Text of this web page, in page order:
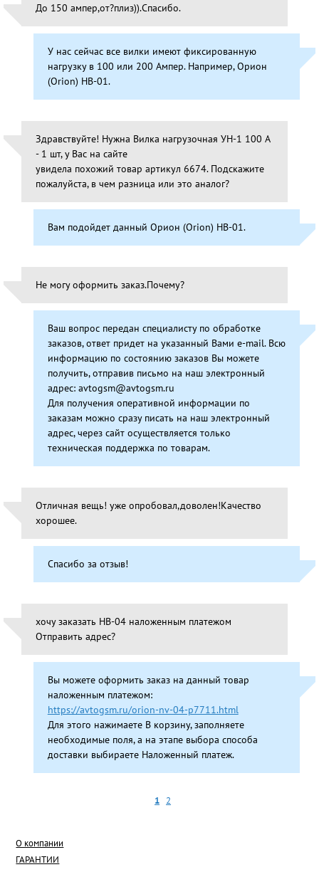
До 150 ампер,от?плиз)).Спасибо.
У нас сейчас все вилки имеют фиксированную
нагрузку в 100 или 200 Ампер. Например, Орион
(Orion) НВ-01.
Здравствуйте! Нужна Вилка нагрузочная УН-1 100 А
- 1 шт, у Вас на сайте
увидела похожий товар артикул 6674. Подскажите
пожалуйста, в чем разница или это аналог?
Вам подойдет данный Орион (Orion) НВ-01.
Не могу оформить заказ.Почему?
Ваш вопрос передан специалисту по обработке
заказов, ответ придет на указанный Вами e-mail. Всю
информацию по состоянию заказов Вы можете
получить, отправив письмо на наш электронный
адрес: avtogsm@avtogsm.ru
Для получения оперативной информации по
заказам можно сразу писать на наш электронный
адрес, через сайт осуществляется только
техническая поддержка по товарам.
Отличная вещь! уже опробовал,доволен!Качество
хорошее.
Спасибо за отзыв!
хочу заказать НВ-04 наложенным платежом
Отправить адрес?
Вы можете оформить заказ на данный товар
наложенным платежом:
https://avtogsm.ru/orion-nv-04-p7711.html
Для этого нажимаете В корзину, заполняете
необходимые поля, а на этапе выбора способа
доставки выбираете Наложенный платеж.
1 2
О компании
ГАРАНТИИ